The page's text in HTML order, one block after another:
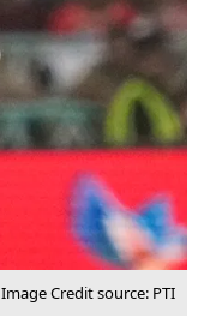
Image Credit source: PTI